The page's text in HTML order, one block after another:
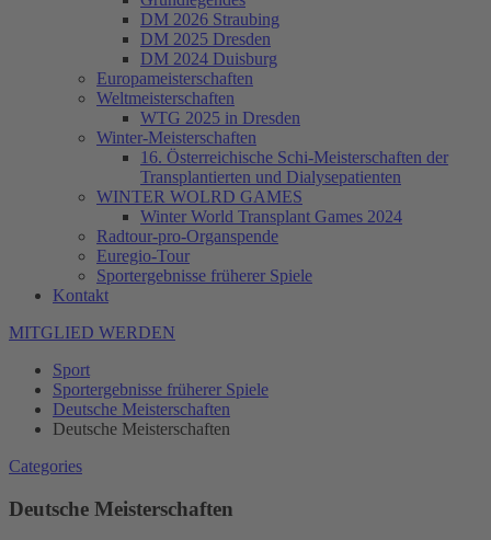
DM 2026 Straubing
DM 2025 Dresden
DM 2024 Duisburg
Europameisterschaften
Weltmeisterschaften
WTG 2025 in Dresden
Winter-Meisterschaften
16. Österreichische Schi-Meisterschaften der
Transplantierten und Dialysepatienten
WINTER WOLRD GAMES
Winter World Transplant Games 2024
Radtour-pro-Organspende
Euregio-Tour
Sportergebnisse früherer Spiele
Kontakt
MITGLIED WERDEN
Sport
Sportergebnisse früherer Spiele
Deutsche Meisterschaften
Deutsche Meisterschaften
Categories
Deutsche Meisterschaften